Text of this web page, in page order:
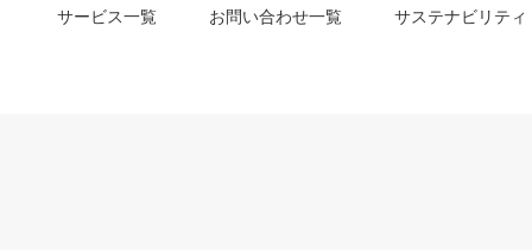
サービス一覧 お問い合わせ一覧 サステナビリティ